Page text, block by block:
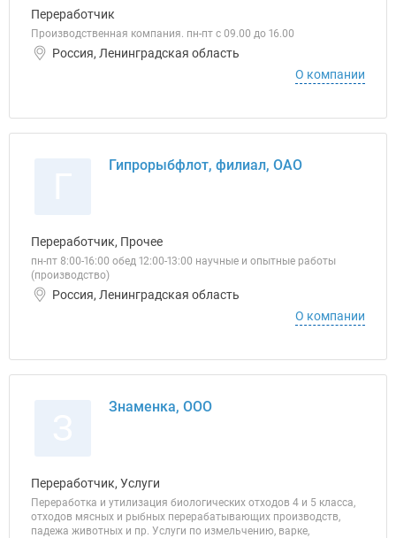
Переработчик
Производственная компания. пн-пт с 09.00 до 16.00
Россия, Ленинградская область
О компании
Гипрорыбфлот, филиал, ОАО
Переработчик, Прочее
пн-пт 8:00-16:00 обед 12:00-13:00 научные и опытные работы
(производство)
Россия, Ленинградская область
О компании
Знаменка, ООО
Переработчик, Услуги
Переработка и утилизация биологических отходов 4 и 5 класса,
отходов мясных и рыбных перерабатывающих производств,
падежа животных и пр. Услуги по измельчению, варке,